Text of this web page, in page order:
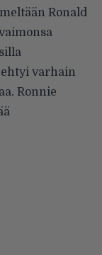
Ronald
varhain
Ronnie